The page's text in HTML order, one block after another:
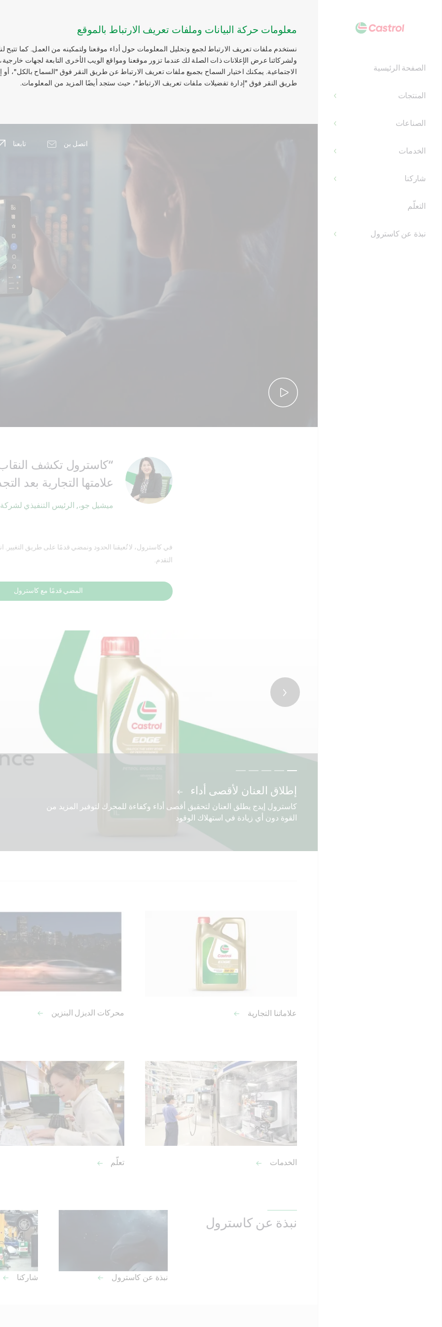
معلومات حركة البيانات وملفات تعريف الارتباط بالموقع
نستخدم ملفات تعريف الارتباط لجمع وتحليل المعلومات حول أداء موقعنا ولتمكينه من العمل. كما تتيح
ولشركائنا عرض الإعلانات ذات الصلة لك عندما تزور موقعنا ومواقع الويب الأخرى التابعة لجهات
الاجتماعية. يمكنك اختيار السماح بجميع ملفات تعريف الارتباط عن طريق النقر فوق "السماح بالكل"،
طريق النقر فوق "إدارة تفضيلات ملفات تعريف الارتباط"، حيث ستجد أيضًا المزيد من المعلومات.
اتصل بن تابعنا
الصفحة الرئيسية
المنتجات
الصناعات
الخدمات
شاركنا
التعلّم
نبذة عن كاسترول
“كاسترول تكشف
علامتها التجارية بعد
ميشيل جو،, الرئيس التنفيذي
في كاسترول، لا تُعيقنا الحدود ونمضي قدمًا على طريق التغيير.
التقدم.
المضي قدمًا مع كاسترول
إطلاق العنان لأقصى أداء
كاسترول إيدج يطلق العنان لتحقيق أقصى أداء وكفاءة للمحرك لتوفير المزيد من
القوة دون أي زيادة في استهلاك الوقود
كاسترول ماجناتيك يحمي ملايين المحركات حول العالم
رينو توصي باستخدام كاسترول
اعثر عن الزيت المناسب
ورش إصلاح السيارات
علاماتنا التجارية محركات الديزل البنزين
الخدمات تعلّم
نبذة عن كاسترول
نبذة عن كاسترول شاركنا